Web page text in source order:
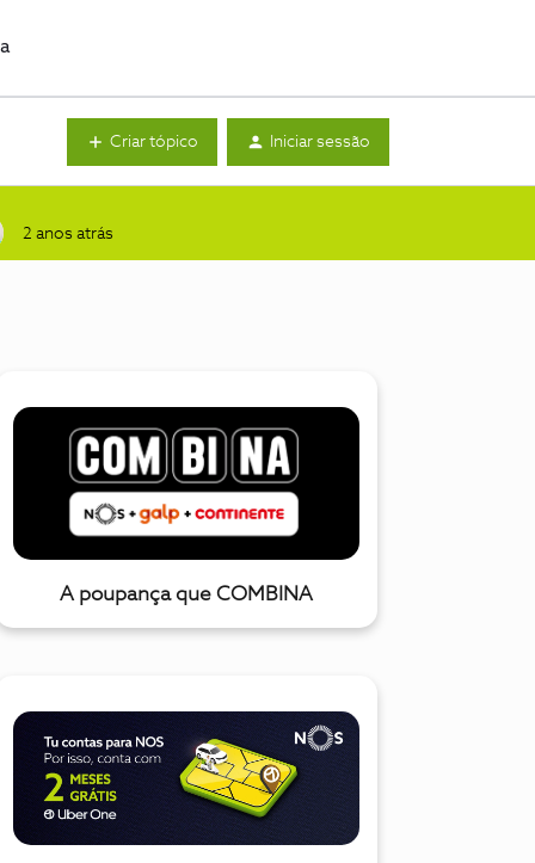
Criar tópico Iniciar sessão
2 anos atrás
A poupança que COMBINA